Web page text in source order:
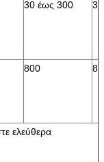
30 έως 300
800
ελεύθερα